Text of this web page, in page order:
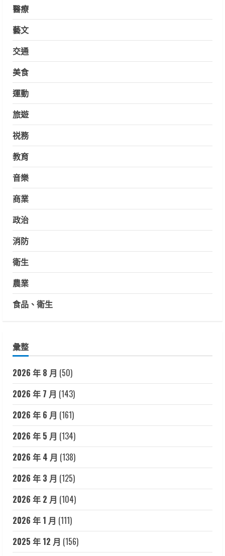
醫療
藝文
交通
美食
運動
旅遊
祱務
教育
音樂
商業
政治
消防
衛生
農業
食品、衛生
彙整
2026 年 8 月 (50)
2026 年 7 月 (143)
2026 年 6 月 (161)
2026 年 5 月 (134)
2026 年 4 月 (138)
2026 年 3 月 (125)
2026 年 2 月 (104)
2026 年 1 月 (111)
2025 年 12 月 (156)